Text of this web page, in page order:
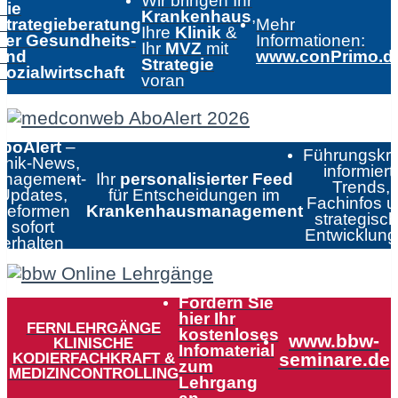
Gesundheits-
Krankenhaus,
Ihre Klinik &
Ihr MVZ mit
Strategie
voran
Mehr
Informationen:
–
News,
sofort
erhalten
Ihr personalisierter Feed
für Entscheidungen im
Krankenhausmanagement
informiert:
Trends,
Fachinfos
FERNLEHRGÄNGE
KLINISCHE
KODIERFACHKRAFT &
MEDIZINCONTROLLING
Fordern Sie
hier Ihr
kostenloses
Infomaterial
zum
Lehrgang
www.bbw-
seminare.de